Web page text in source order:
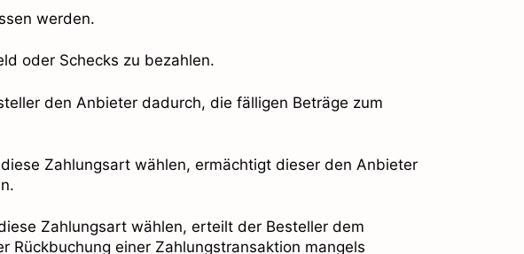
werden.
oder Schecks zu bezahlen.
den Anbieter dadurch, die fälligen Beträge zum
Zahlungsart wählen, ermächtigt dieser den Anbieter
Zahlungsart wählen, erteilt der Besteller dem
Rückbuchung einer Zahlungstransaktion mangels